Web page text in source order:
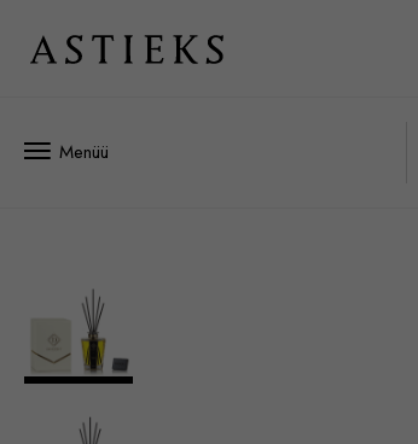
Menüü